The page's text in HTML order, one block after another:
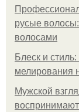
русые
волосами
Блеск и
мелирования
Мужской